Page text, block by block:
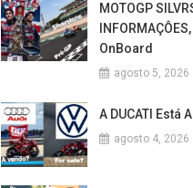
MOTOGP
OnBoard
agosto 5, 2026
A DUCATI Está
agosto 4, 2026